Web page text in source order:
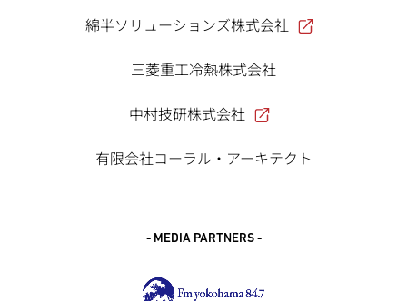
綿半ソリューションズ株式会社
三菱重工冷熱株式会社
中村技研株式会社
有限会社コーラル・アーキテクト
- MEDIA PARTNERS -